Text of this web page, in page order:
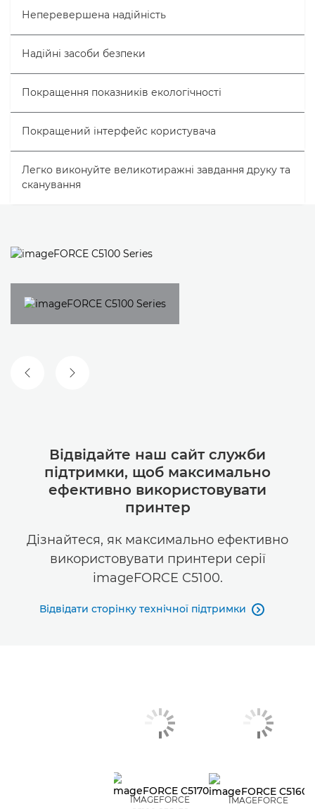
Неперевершена надійність
Надійні засоби безпеки
Покращення показників екологічності
Покращений інтерфейс користувача
Легко виконуйте великотиражні завдання друку та
сканування
ПОПЕРЕДНІЙ СЛАЙД
НАСТУПНИЙ СЛАЙД
Відвідайте наш сайт служби
підтримки, щоб максимально
ефективно використовувати
принтер
Дізнайтеся, як максимально ефективно
використовувати принтери серії
imageFORCE C5100.
Відвідати сторінку технічної підтримки 
IMAGEFORCE
IMAGEFORCE